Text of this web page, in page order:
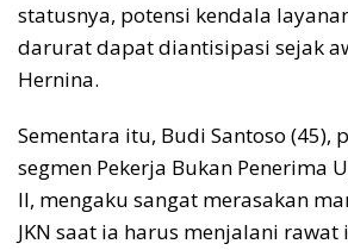
statusnya, potensi kendala
darurat dapat diantisipasi sejak
Hernina.
Sementara itu, Budi Santoso (45),
segmen Pekerja Bukan Penerima
II, mengaku sangat merasakan
JKN saat ia harus menjalani rawat